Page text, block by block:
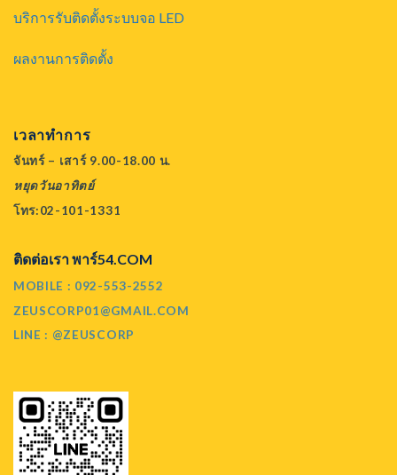
บริการรับติดตั้งระบบจอ LED
ผลงานการติดตั้ง
เวลาทำการ
จันทร์ – เสาร์ 9.00-18.00 น.
หยุดวันอาทิตย์
โทร:02-101-1331
ติดต่อเรา พาร์54.COM
MOBILE : 092-553-2552
ZEUSCORP01@GMAIL.COM
LINE : @ZEUSCORP